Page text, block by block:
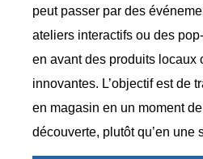
peut passer par des
ateliers interactifs ou des
en avant des produits locaux
innovantes. L’objectif est de
en magasin en un moment
découverte, plutôt qu’en une